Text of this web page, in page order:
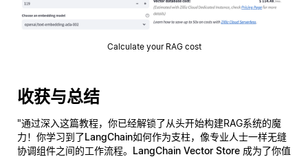
Calculate your RAG cost
收获与总结
"通过深入这篇教程，你已经解锁了从头开始构建RAG系统的魔
力！你学习到了LangChain如何作为支柱，像专业人士一样无缝
协调组件之间的工作流程。 LangChain Vector Store 成为了你值